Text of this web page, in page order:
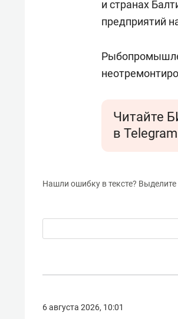
и странах
предприятий
Читайте
в Telegram
Нашли ошибку в тексте?
6 августа 2026, 10:01